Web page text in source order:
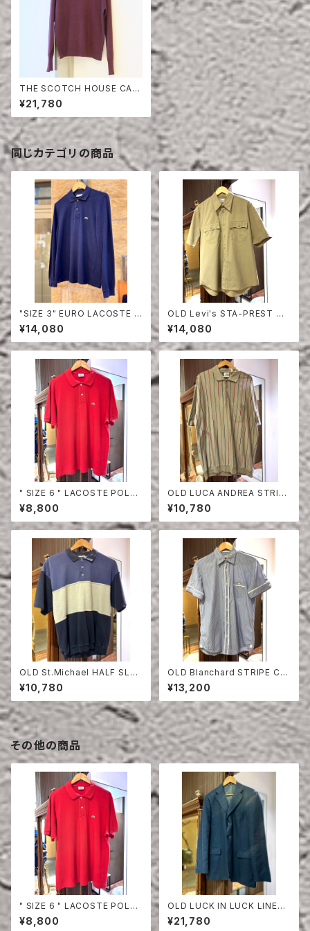
THE SCOTCH HOUSE CAS
HMERE SWEATER
¥21,780
同じカテゴリの商品
"SIZE 3" EURO LACOSTE P
OLO SHIRT LONG SLEEVE
¥14,080
OLD Levi's STA-PREST HA
LF SLEEVE SHIRT
¥14,080
" SIZE 6 " LACOSTE POLO
SHIRT RED
¥8,800
OLD LUCA ANDREA STRIPE
COTTON HALF SLEEVE SHI
RT
¥10,780
OLD St.Michael HALF SLEE
¥10,780
OLD Blanchard STRIPE CO
TTON HALF SLEEVE SHIRT
¥13,200
その他の商品
" SIZE 6 " LACOSTE POLO
SHIRT RED
¥8,800
OLD LUCK IN LUCK LINEN
TAILORED JACKET
¥21,780